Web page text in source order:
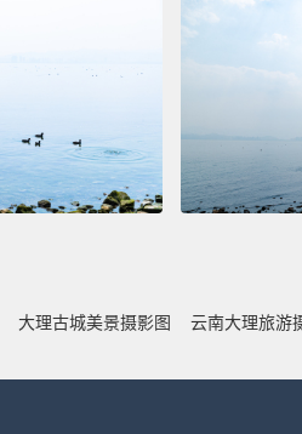
大理古城美景摄影图 云南大理旅游